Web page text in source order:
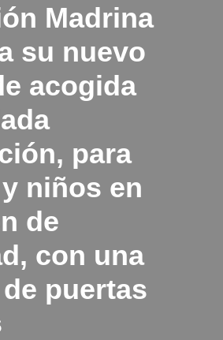
Madrina
su nuevo
acogida
para
niños en
de
con una
puertas